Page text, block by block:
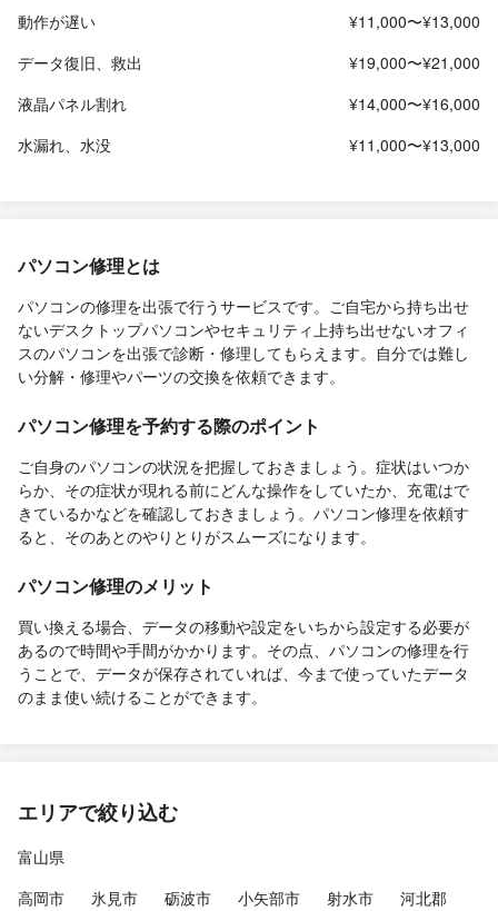
動作が遅い
¥11,000〜¥13,000
データ復旧、救出
¥19,000〜¥21,000
液晶パネル割れ
¥14,000〜¥16,000
水漏れ、水没
¥11,000〜¥13,000
パソコン修理とは
パソコンの修理を出張で行うサービスです。ご自宅から持ち出せ
ないデスクトップパソコンやセキュリティ上持ち出せないオフィ
スのパソコンを出張で診断・修理してもらえます。自分では難し
い分解・修理やパーツの交換を依頼できます。
パソコン修理を予約する際のポイント
ご自身のパソコンの状況を把握しておきましょう。症状はいつか
らか、その症状が現れる前にどんな操作をしていたか、充電はで
きているかなどを確認しておきましょう。パソコン修理を依頼す
ると、そのあとのやりとりがスムーズになります。
パソコン修理のメリット
買い換える場合、データの移動や設定をいちから設定する必要が
あるので時間や手間がかかります。その点、パソコンの修理を行
うことで、データが保存されていれば、今まで使っていたデータ
のまま使い続けることができます。
エリアで絞り込む
富山県
高岡市
氷見市 砺波市 小矢部市 射水市 河北郡